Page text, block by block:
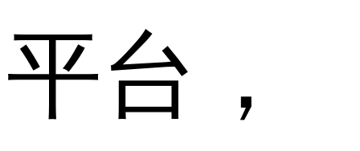
平台，